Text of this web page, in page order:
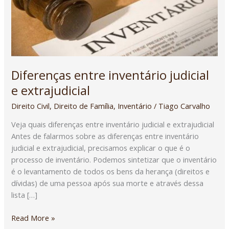
Diferenças entre inventário judicial
e extrajudicial
Direito Civil, Direito de Família, Inventário / Tiago Carvalho
Veja quais diferenças entre inventário judicial e extrajudicial
Antes de falarmos sobre as diferenças entre inventário
judicial e extrajudicial, precisamos explicar o que é o
processo de inventário. Podemos sintetizar que o inventário
é o levantamento de todos os bens da herança (direitos e
dívidas) de uma pessoa após sua morte e através dessa
lista […]
judicial
extrajudicial
Read More »